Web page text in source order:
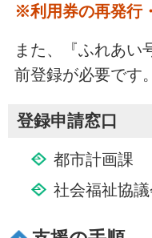
※利用券の再発行
また、『ふれあい
前登録が必要です。
登録申請窓口
都市計画課
社会福祉協